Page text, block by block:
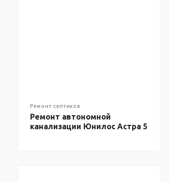
Ремонт септиков
Ремонт автономной
канализации Юнилос Астра 5